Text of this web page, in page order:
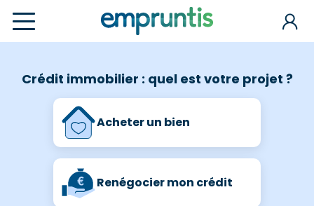
Crédit immobilier : quel est votre projet ?
Acheter un bien
Renégocier mon crédit